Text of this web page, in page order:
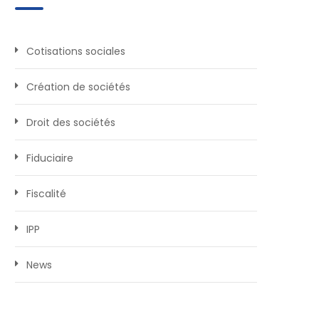
Cotisations sociales
Création de sociétés
Droit des sociétés
Fiduciaire
Fiscalité
IPP
News